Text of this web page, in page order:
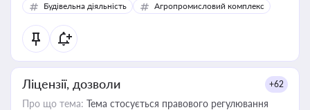
Будівельна діяльність Агропромисловий комплекс
Ліцензії, дозволи +62
Про що тема: Тема стосується правового регулювання